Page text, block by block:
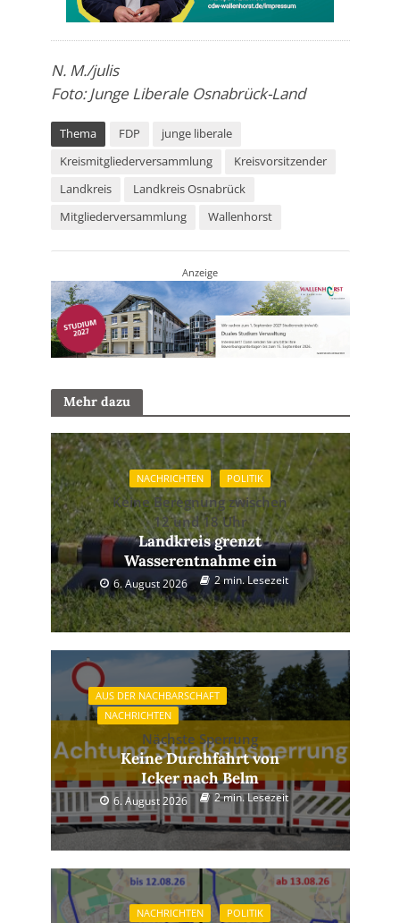
N. M./julis
Foto: Junge Liberale Osnabrück-Land
Thema FDP
junge liberale
Kreismitgliederversammlung
Kreisvorsitzender
Landkreis
Landkreis Osnabrück
Mitgliederversammlung
Wallenhorst
Anzeige
Mehr dazu
NACHRICHTEN POLITIK
Keine Beregnung zwischen
12 und 18 Uhr
Landkreis grenzt
Wasserentnahme ein
6. August 2026 2 min. Lesezeit
AUS DER NACHBARSCHAFT
NACHRICHTEN
Nächste Sperrung
Keine Durchfahrt von
Icker nach Belm
6. August 2026 2 min. Lesezeit
NACHRICHTEN POLITIK